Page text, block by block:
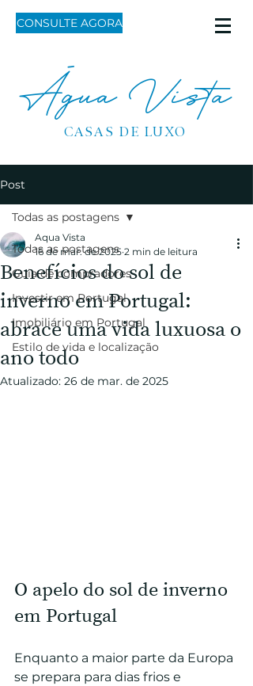
CONSULTE AGORA
Água Vista
CASAS DE LUXO
Post
Todas as postagens
Guia de compradores
Investir em Portugal
Imobiliário em Portugal
Estilo de vida e localização
Todas as postagens
Benefícios do sol de
inverno em Portugal:
abrace uma vida luxuosa o
ano todo
Aqua Vista
16 de mar. de 2025 2 min de leitura
Atualizado: 26 de mar. de 2025
O apelo do sol de inverno
em Portugal
Enquanto a maior parte da Europa
se prepara para dias frios e